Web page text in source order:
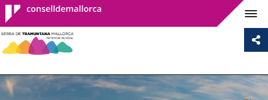
Consell de
Mallorca